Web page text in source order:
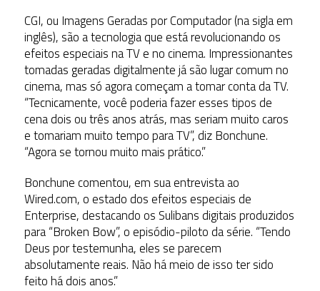
CGI, ou Imagens Geradas por Computador (na sigla em
inglês), são a tecnologia que está revolucionando os
efeitos especiais na TV e no cinema. Impressionantes
tomadas geradas digitalmente já são lugar comum no
cinema, mas só agora começam a tomar conta da TV.
“Tecnicamente, você poderia fazer esses tipos de
cena dois ou três anos atrás, mas seriam muito caros
e tomariam muito tempo para TV”, diz Bonchune.
“Agora se tornou muito mais prático.”
Bonchune comentou, em sua entrevista ao
Wired.com, o estado dos efeitos especiais de
Enterprise, destacando os Sulibans digitais produzidos
para “Broken Bow”, o episódio-piloto da série. “Tendo
Deus por testemunha, eles se parecem
absolutamente reais. Não há meio de isso ter sido
feito há dois anos.”